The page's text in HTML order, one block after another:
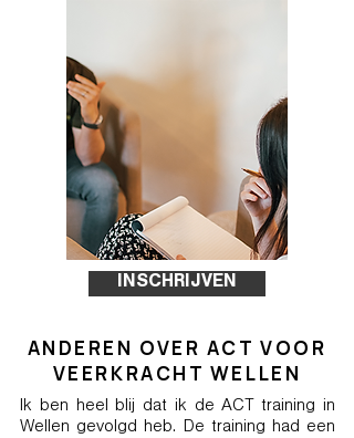
INSCHRIJVEN
ANDEREN OVER ACT VOOR
VEERKRACHT WELLEN
Ik ben heel blij dat ik de ACT training in
Wellen gevolgd heb. De training had een